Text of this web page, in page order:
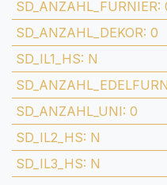
SD_ANZAHL_FURNIER:
SD_ANZAHL_DEKOR: 0
SD_IL1_HS: N
SD_ANZAHL_UNI: 0
SD_IL2_HS: N
SD_IL3_HS: N